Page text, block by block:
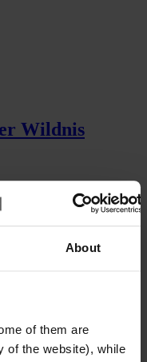
About
of them are
of the website), while
Wildnis
Waldes